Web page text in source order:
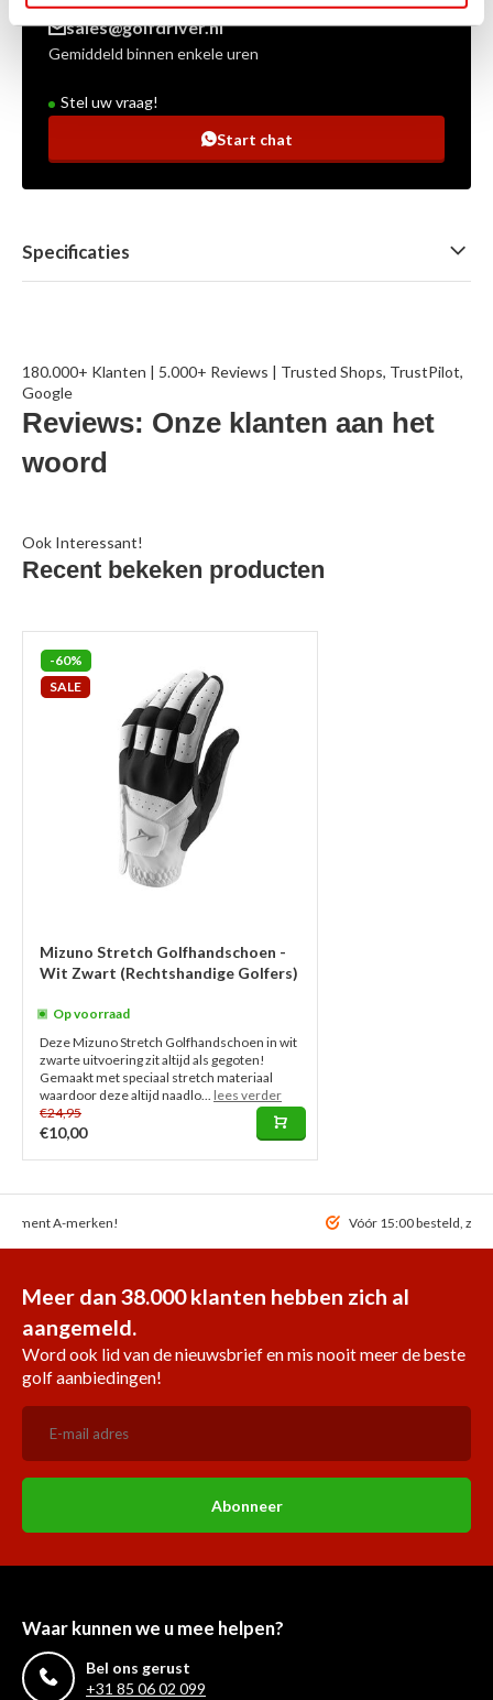
sales@golfdriver.nl
Gemiddeld binnen enkele uren
Stel uw vraag!
Start chat
Specificaties
180.000+ Klanten | 5.000+ Reviews | Trusted Shops, TrustPilot,
Google
Reviews: Onze klanten aan het
woord
Ook Interessant!
Recent bekeken producten
-60%
SALE
Mizuno Stretch Golfhandschoen -
Wit Zwart (Rechtshandige Golfers)
Op voorraad
Deze Mizuno Stretch Golfhandschoen in wit
zwarte uitvoering zit altijd als gegoten!
Gemaakt met speciaal stretch materiaal
waardoor deze altijd naadlo... lees verder
€24,95
€10,00
A-merken! Vóór 15:00 besteld,
Meer dan 38.000 klanten hebben zich al
aangemeld.
Word ook lid van de nieuwsbrief en mis nooit meer de beste
golf aanbiedingen!
Abonneer
Waar kunnen we u mee helpen?
Bel ons gerust
+31 85 06 02 099